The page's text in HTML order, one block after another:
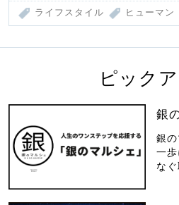
ライフスタイル ヒューマン
ピック
銀
銀
一
なぐ